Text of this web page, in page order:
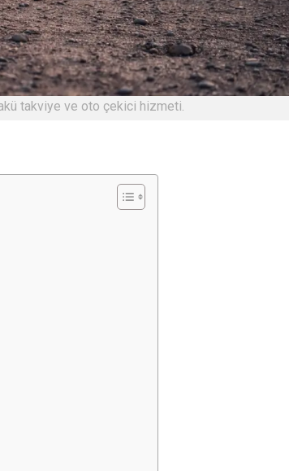
takviye ve oto çekici hizmeti.